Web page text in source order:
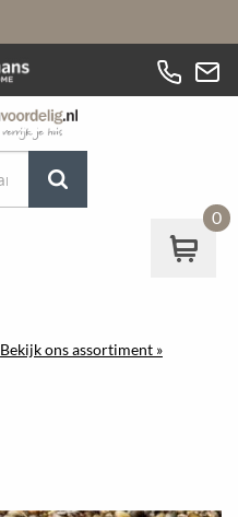
0
Bekijk ons assortiment »